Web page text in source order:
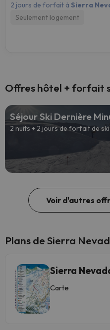
2 jours de forfait à Sierra
Seulement logement
Offres hôtel + forfait
Séjour Ski Dernière
2 nuits + 2 jours de forfait de ski
Voir d'autres
Plans de Sierra
Sierra
Carte